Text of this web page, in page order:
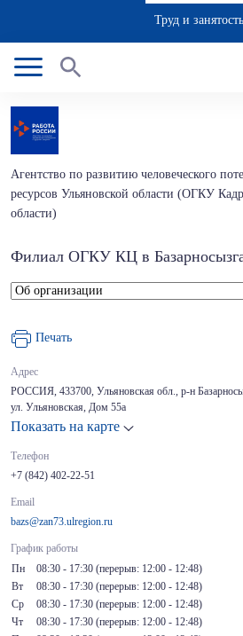
Труд и занятость
Агентство по развитию человеческого
ресурсов Ульяновской области (ОГКУ
области)
Филиал ОГКУ КЦ в
Печать
Адрес
РОССИЯ, 433700, Ульяновская обл., р-н
ул. Ульяновская, Дом 55а
Показать на карте
Телефон
+7 (842) 402-22-51
Email
bazs@zan73.ulregion.ru
График работы
Пн
08:30 - 17:30 (перерыв: 12:00 - 12:48)
Вт
08:30 - 17:30 (перерыв: 12:00 - 12:48)
Ср
08:30 - 17:30 (перерыв: 12:00 - 12:48)
Чт
08:30 - 17:30 (перерыв: 12:00 - 12:48)